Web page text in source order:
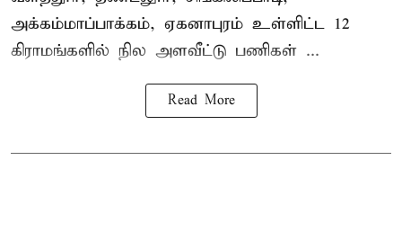
அக்கம்மாப்பாக்கம், ஏகனாபுரம் உள்ளிட்ட 12
கிராமங்களில் நில அளவீட்டு பணிகள் ...
Read More